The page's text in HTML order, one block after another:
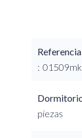
Referencia
piezas